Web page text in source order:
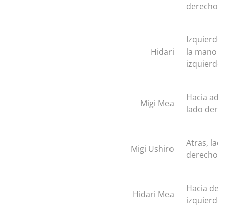
derecho)
Hidari
Izquierdo
la mano o
izquierdo)
Migi Mea
Hacia
lado
Migi Ushiro
Atras,
derecho
Hidari Mea
Hacia
izquierdo